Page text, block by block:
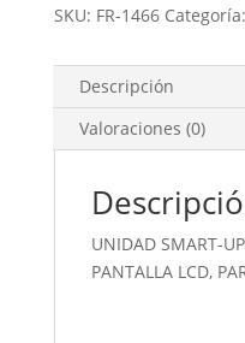
VA,
LCD,
PARA
RACK,
cantidad
SKU: FR-1466 Categoría:
Descripción
Valoraciones (0)
UNIDAD SMART-
PANTALLA LCD,